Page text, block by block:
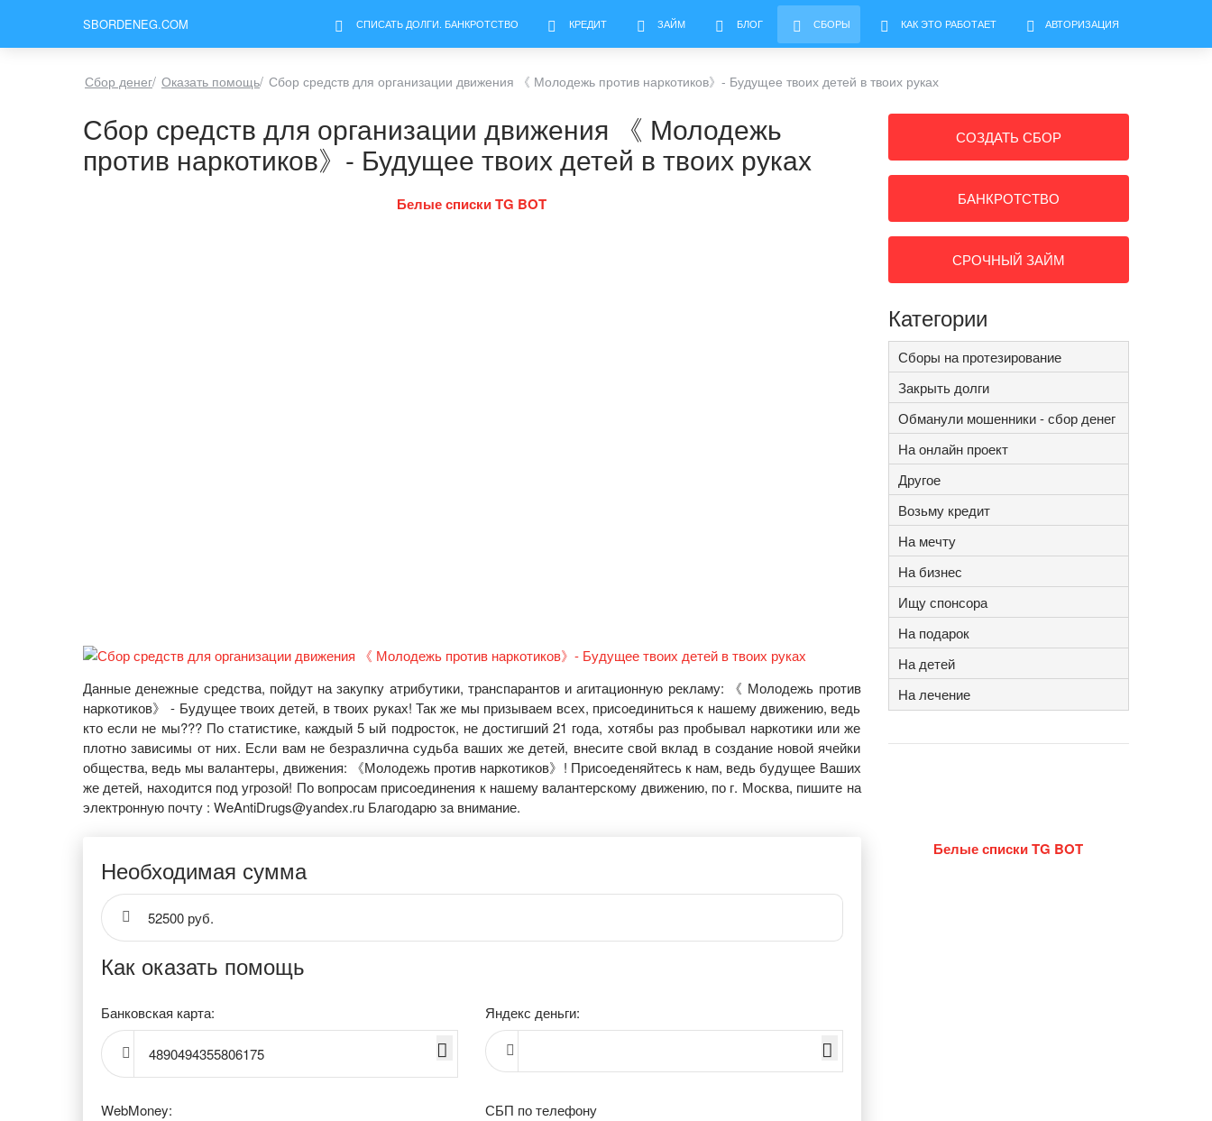
SBORDENEG.COM СПИСАТЬ ДОЛГИ. БАНКРОТСТВО КРЕДИТ ЗАЙМ БЛОГ СБОРЫ КАК ЭТО РАБОТАЕТ АВТОРИЗАЦИЯ
Сбор денег/ Оказать помощь/ Сбор средств для организации движения 《 Молодежь против наркотиков》- Будущее твоих детей в твоих руках
Сбор средств для организации движения 《 Молодежь
против наркотиков》- Будущее твоих детей в твоих руках
Белые списки TG BOT
Данные денежные средства, пойдут на закупку атрибутики, транспарантов и агитационную рекламу: 《 Молодежь против
наркотиков》 - Будущее твоих детей, в твоих руках! Так же мы призываем всех, присоединиться к нашему движению, ведь
кто если не мы??? По статистике, каждый 5 ый подросток, не достигший 21 года, хотябы раз пробывал наркотики или же
плотно зависимы от них. Если вам не безразлична судьба ваших же детей, внесите свой вклад в создание новой ячейки
общества, ведь мы валантеры, движения: 《Молодежь против наркотиков》! Присоеденяйтесь к нам, ведь будущее Ваших
же детей, находится под угрозой! По вопросам присоединения к нашему валантерскому движению, по г. Москва, пишите на
электронную почту : WeAntiDrugs@yandex.ru Благодарю за внимание.
Необходимая сумма
52500 руб.
Как оказать помощь
Банковская карта:
4890494355806175
Яндекс деньги:
WebMoney: СБП по телефону
СОЗДАТЬ СБОР
БАНКРОТСТВО
СРОЧНЫЙ ЗАЙМ
Категории
Сборы на протезирование
Закрыть долги
Обманули мошенники - сбор денег
На онлайн проект
Другое
Возьму кредит
На мечту
На бизнес
Ищу спонсора
На подарок
На детей
На лечение
Белые списки TG BOT